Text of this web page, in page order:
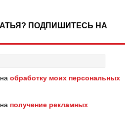
ПОДПИШИТЕСЬ НА
обработку моих персональных
получение рекламных